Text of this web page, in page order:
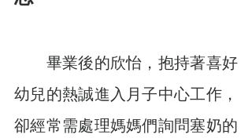
畢業後的欣怡，抱持著喜好
幼兒的熱誠進入月子中心工作，
卻經常需處理媽媽們詢問塞奶的